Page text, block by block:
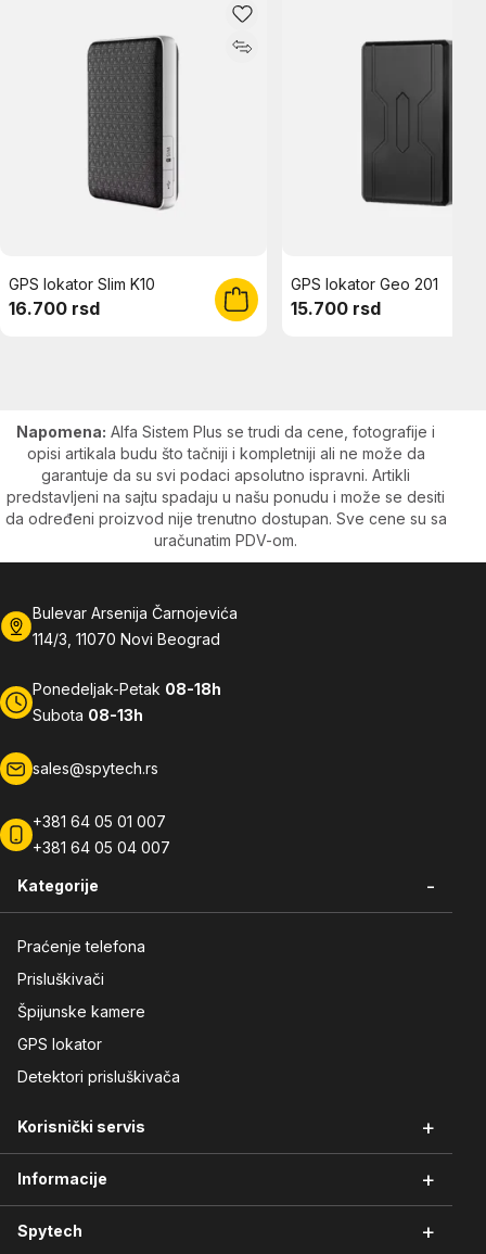
GPS lokator Slim K10
16.700 rsd
GPS lokator Geo 201
15.700 rsd
Napomena: Alfa Sistem Plus se trudi da cene, fotografije i
opisi artikala budu što tačniji i kompletniji ali ne može da
garantuje da su svi podaci apsolutno ispravni. Artikli
predstavljeni na sajtu spadaju u našu ponudu i može se desiti
da određeni proizvod nije trenutno dostupan. Sve cene su sa
uračunatim PDV-om.
Bulevar Arsenija Čarnojevića
114/3, 11070 Novi Beograd
Ponedeljak-Petak 08-18h
Subota 08-13h
sales@spytech.rs
+381 64 05 01 007
+381 64 05 04 007
Kategorije -
Praćenje telefona
Prisluškivači
Špijunske kamere
GPS lokator
Detektori prisluškivača
Korisnički servis +
Vraćanje robe
Informacije +
Načini plaćanja
Spytech +